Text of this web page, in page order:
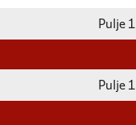
Pulje 1
Pulje 1